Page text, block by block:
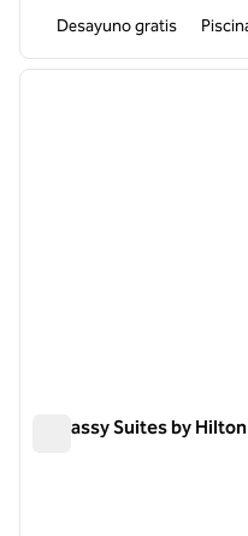
Desayuno gratis
1 de 12
Embassy Suites by